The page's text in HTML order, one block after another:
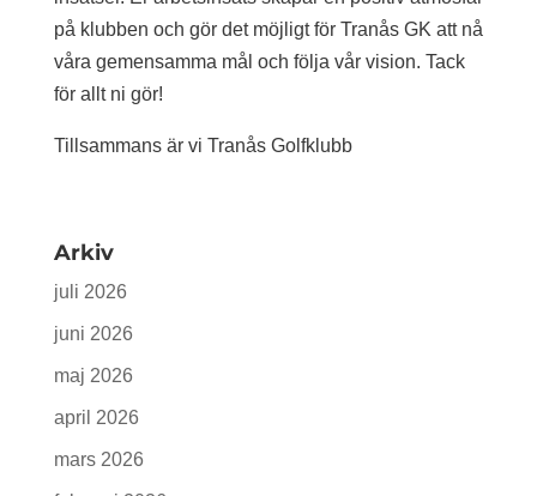
på klubben och gör det möjligt för Tranås GK att nå
våra gemensamma mål och följa vår vision. Tack
för allt ni gör!
Tillsammans är vi Tranås Golfklubb
Arkiv
juli 2026
juni 2026
maj 2026
april 2026
mars 2026